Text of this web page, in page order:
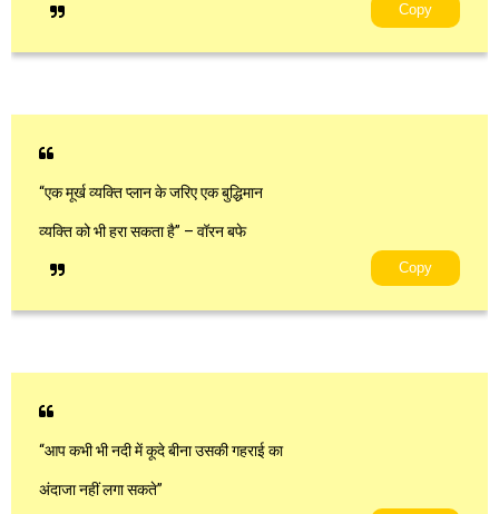
Copy
“एक मूर्ख व्यक्ति प्लान के जरिए एक बुद्धिमान
व्यक्ति को भी हरा सकता है” – वॉरन बफे
Copy
“आप कभी भी नदी में कूदे बीना उसकी गहराई का
अंदाजा नहीं लगा सकते”